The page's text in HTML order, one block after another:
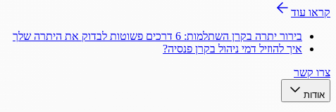
קראו עוד
בירור יתרה בקרן השתלמות: 6 דרכים פשוטות לבדוק את היתרה שלך
איך להוזיל דמי ניהול בקרן פנסיה?
צרו קשר
אודות